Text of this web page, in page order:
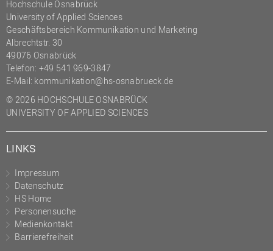
Hochschule Osnabrück
University of Applied Sciences
Geschäftsbereich Kommunikation und Marketing
Albrechtstr. 30
49076 Osnabrück
Telefon: +49 541 969-3847
E-Mail: kommunikation@hs-osnabrueck.de
© 2026 HOCHSCHULE OSNABRÜCK
UNIVERSITY OF APPLIED SCIENCES
LINKS
Impressum
Datenschutz
HS Home
Personensuche
Medienkontakt
Barrierefreiheit